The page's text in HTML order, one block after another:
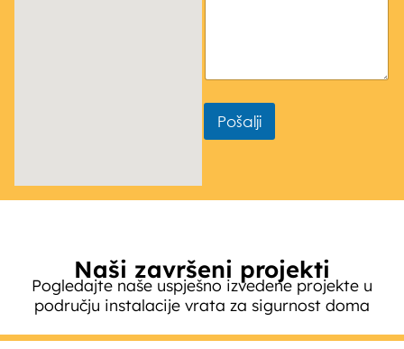
Pošalji
Naši završeni projekti
Pogledajte naše uspješno izvedene projekte u
području instalacije vrata za sigurnost doma